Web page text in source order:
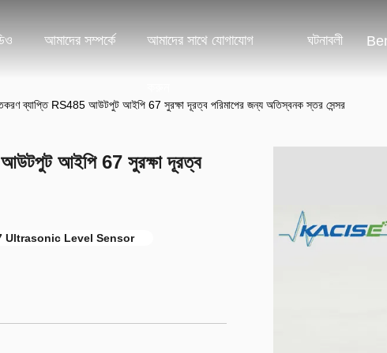
আমাদের সম্পর্কে আমাদের সাথে যোগাযোগ ঘটনাবলী
ব্যাপ্তি RS485 আউটপুট আইপি 67 সুরক্ষা দূরত্ব পরিমাপের জন্য অতিস্বনক স্তর সেন্সর
আইপি 67 সুরক্ষা দূরত্ব
Ultrasonic Level Sensor